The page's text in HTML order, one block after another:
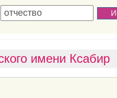
имени Ксабир